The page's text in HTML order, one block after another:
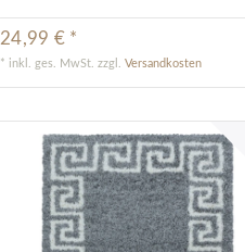
24,99 € *
* inkl. ges. MwSt. zzgl.Versandkosten